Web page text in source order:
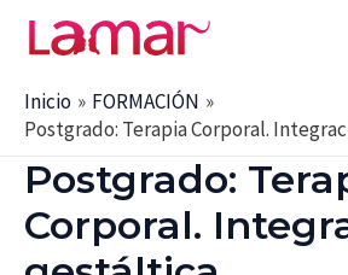
Inicio
FORMACIÓN
Postgrado: Terapia Corporal.
Postgrado:
Corporal.